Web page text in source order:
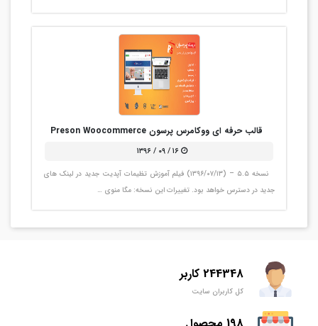
قالب حرفه ای ووکامرس پرسون Preson Woocommerce
۱۶ / ۰۹ / ۱۳۹۶
نسخه ۵.۵ – (۱۳۹۶/۰۷/۱۳) فیلم آموزش تظیمات آپدیت جدید در لینک های
جدید در دسترس خواهد بود. تغییرات این نسخه: مگا منوی …
244348 کاربر
کل کاربران سایت